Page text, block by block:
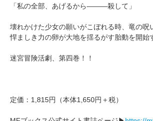
「私の全部、あげるから―――殺して」
壊れかけた少女の願いがこぼれる時、竜の呪
悍ましき力の卵が大地を揺るがす胎動を開始
迷宮冒険活劇、第四巻！！
定価：1,815円（本体1,650円＋税）